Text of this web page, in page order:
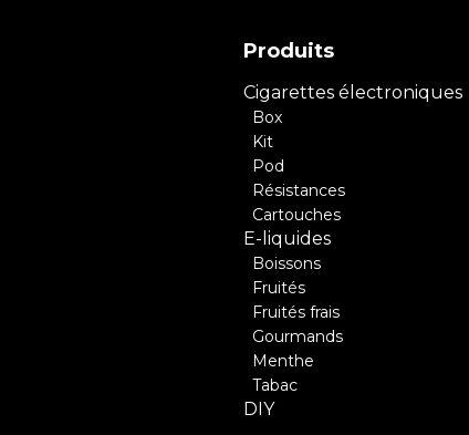
Produits
Cigarettes électroniques
Box
Kit
Pod
Résistances
Cartouches
E-liquides
Boissons
Fruités
Fruités frais
Gourmands
Menthe
Tabac
DIY